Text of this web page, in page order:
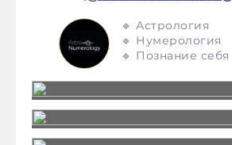
🔹 Астрология
🔹 Нумерология
🔹 Познание себя